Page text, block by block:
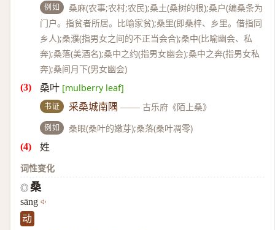
例如
桑麻(农事;农村;农民);桑土(桑树的根);桑户(编桑条为
门户。指贫者所居。比喻家贫);桑里(即桑梓、乡里。借指同
乡人);桑濮(指男女之间的不正当会合);桑中(比喻幽会、私
奔);桑落(美酒名);桑中之约(指男女幽会);桑中之奔(指男女私
奔);桑间月下(男女幽会)
桑叶 [mulberry leaf]
书证 采桑城南隅 —— 古乐府《陌上桑》
例如 桑眼(桑叶的嫩芽);桑落(桑叶凋零)
姓
词性变化
◎ 桑
sāng
动